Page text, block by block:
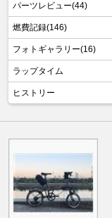
パーツレビュー(44)
燃費記録(146)
フォトギャラリー(16)
ラップタイム
ヒストリー